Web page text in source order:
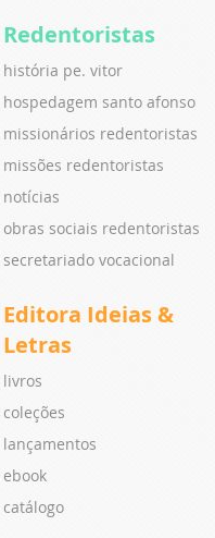
Redentoristas
história pe. vitor
hospedagem santo afonso
missionários redentoristas
missões redentoristas
notícias
obras sociais redentoristas
secretariado vocacional
Editora Ideias &
Letras
livros
coleções
lançamentos
ebook
catálogo